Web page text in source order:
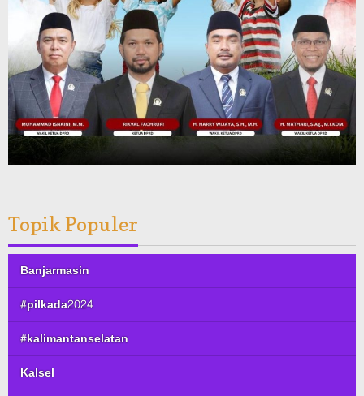
Topik Populer
Banjarmasin
#pilkada2024
#kalimantanselatan
Kalsel